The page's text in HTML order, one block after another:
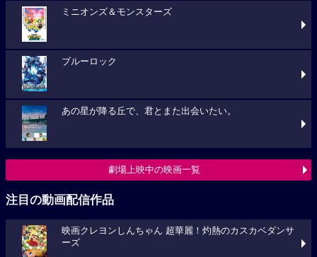
ミニオンズ＆モンスターズ
ブルーロック
あの星が降る丘で、君とまた出会いたい。
劇場上映中の映画一覧
注目の動画配信作品
映画クレヨンしんちゃん 超華麗！灼熱のカスカベダンサ
ーズ